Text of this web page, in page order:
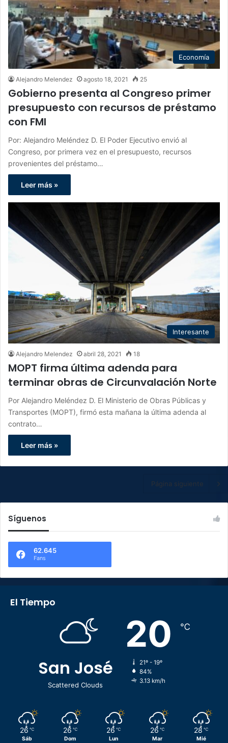
Economía
Alejandro Melendez agosto 18, 2021 25
Gobierno presenta al Congreso primer
presupuesto con recursos de préstamo
con FMI
Por: Alejandro Meléndez D. El Poder Ejecutivo envió al
Congreso, por primera vez en el presupuesto, recursos
provenientes del préstamo…
Leer más »
Interesante
Alejandro Melendez abril 28, 2021 18
MOPT firma última adenda para
terminar obras de Circunvalación Norte
Por Alejandro Meléndez D. El Ministerio de Obras Públicas y
Transportes (MOPT), firmó esta mañana la última adenda al
contrato…
Leer más »
Página siguiente
Síguenos
62.645
Fans
El Tiempo
San José
Scattered Clouds
20 ℃
21º - 19º
84%
3.13 km/h
26 ℃
Sáb
26 ℃
Dom
26 ℃
Lun
26 ℃
Mar
28 ℃
Mié